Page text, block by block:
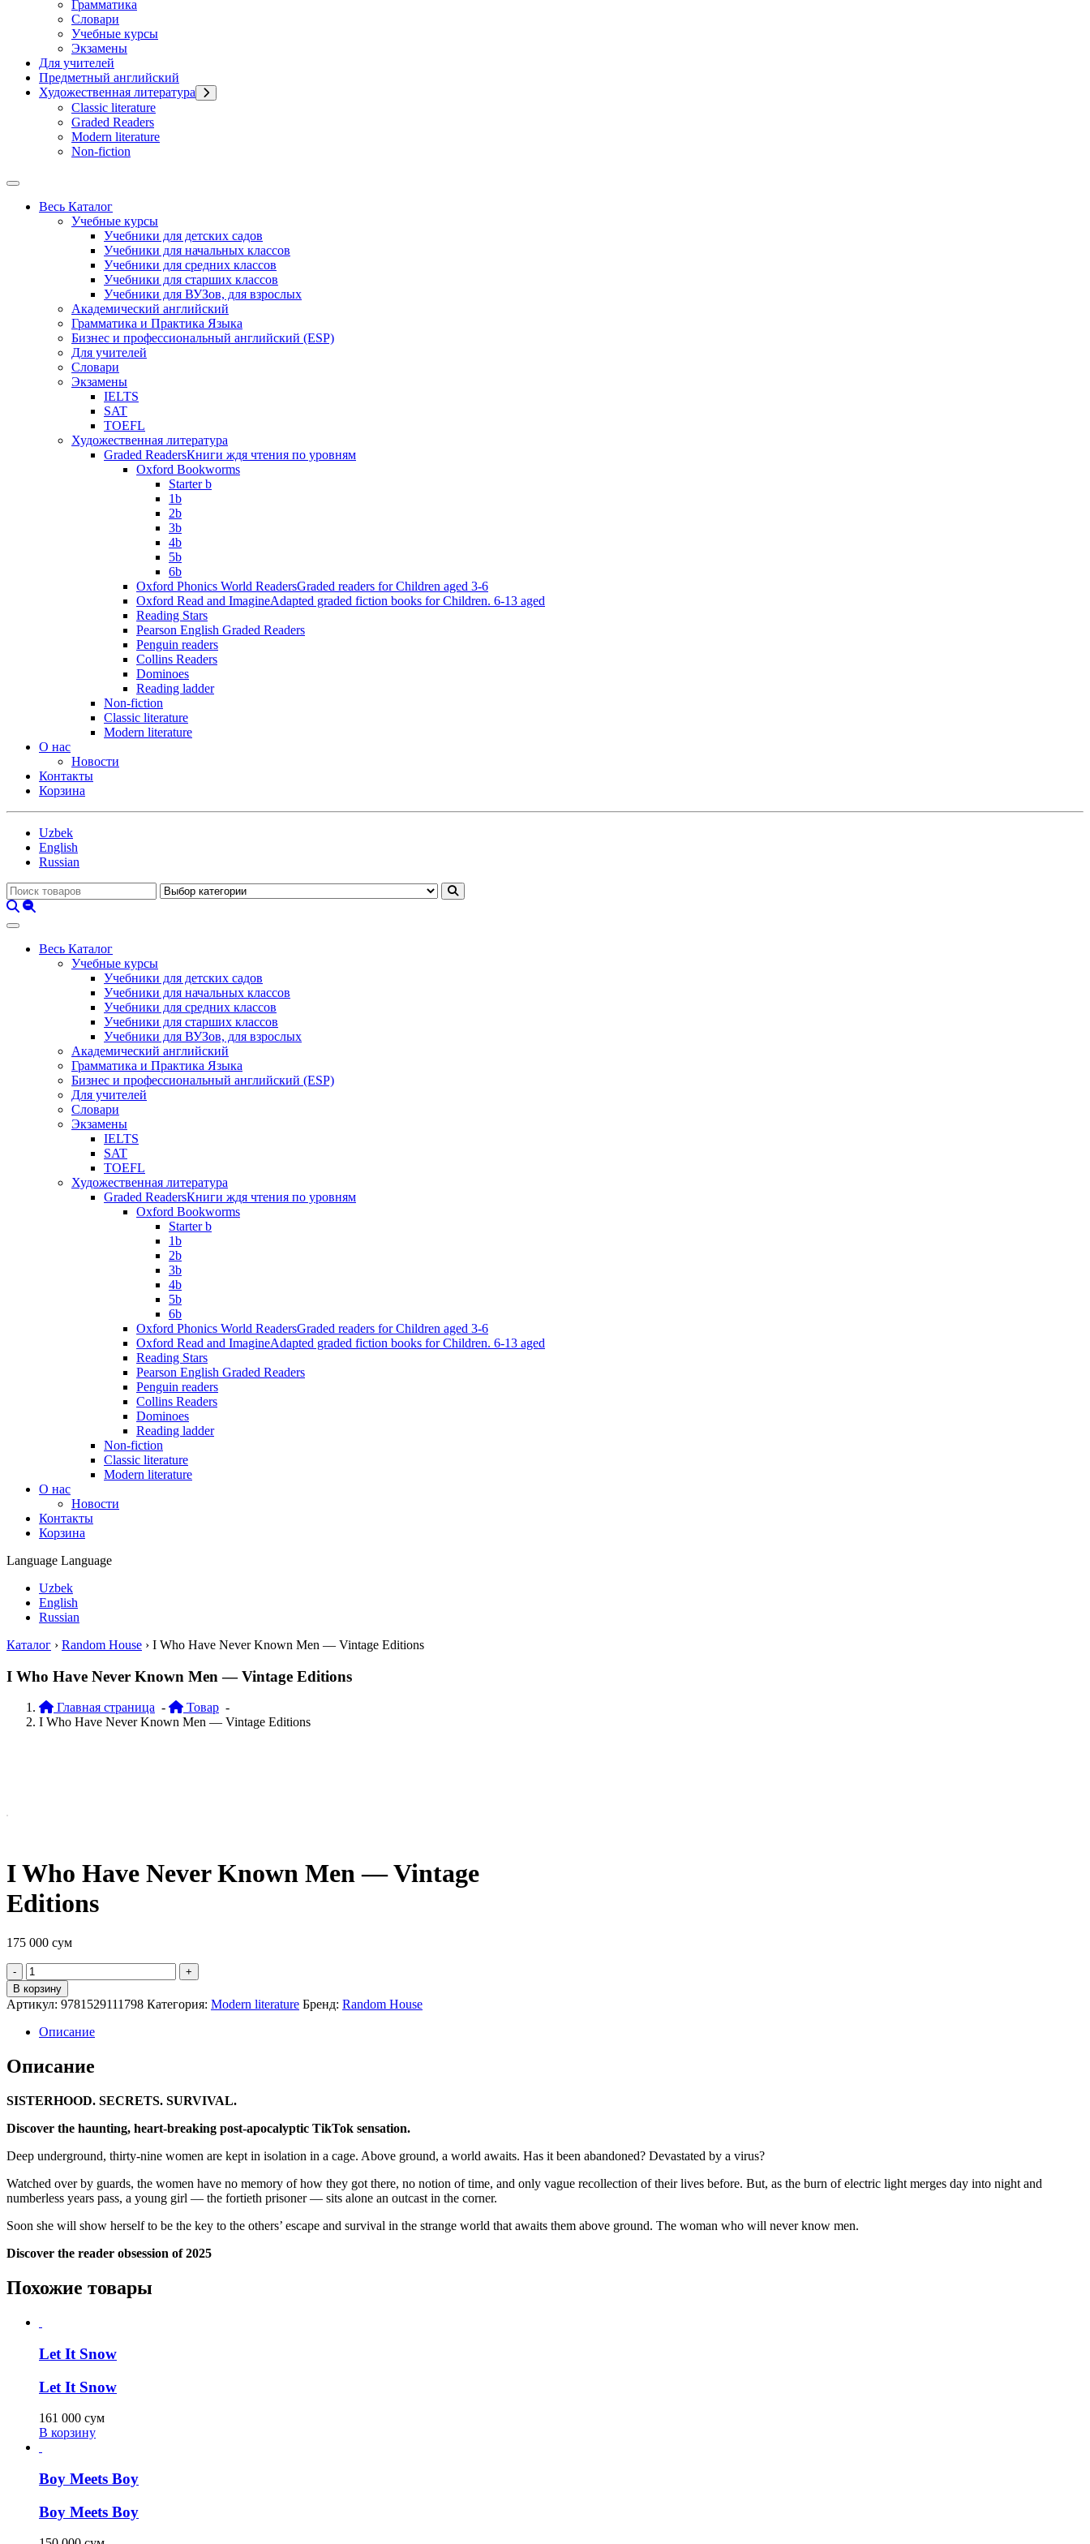
Грамматика
Словари
Учебные курсы
Экзамены
Для учителей
Предметный английский
Художественная литература
Classic literature
Graded Readers
Modern literature
Non-fiction
Весь Каталог
Учебные курсы
Учебники для детских садов
Учебники для начальных классов
Учебники для средних классов
Учебники для старших классов
Учебники для ВУЗов, для взрослых
Академический английский
Грамматика и Практика Языка
Бизнес и профессиональный английский (ESP)
Для учителей
Словари
Экзамены
IELTS
SAT
TOEFL
Художественная литература
Graded ReadersКниги ждя чтения по уровням
Oxford Bookworms
Starter b
1b
2b
3b
4b
5b
6b
Oxford Phonics World ReadersGraded readers for Children aged 3-6
Oxford Read and ImagineAdapted graded fiction books for Children. 6-13 aged
Reading Stars
Pearson English Graded Readers
Penguin readers
Collins Readers
Dominoes
Reading ladder
Non-fiction
Classic literature
Modern literature
О нас
Новости
Контакты
Корзина
Uzbek
English
Russian
Весь Каталог
Учебные курсы
Учебники для детских садов
Учебники для начальных классов
Учебники для средних классов
Учебники для старших классов
Учебники для ВУЗов, для взрослых
Академический английский
Грамматика и Практика Языка
Бизнес и профессиональный английский (ESP)
Для учителей
Словари
Экзамены
IELTS
SAT
TOEFL
Художественная литература
Graded ReadersКниги ждя чтения по уровням
Oxford Bookworms
Starter b
1b
2b
3b
4b
5b
6b
Oxford Phonics World ReadersGraded readers for Children aged 3-6
Oxford Read and ImagineAdapted graded fiction books for Children. 6-13 aged
Reading Stars
Pearson English Graded Readers
Penguin readers
Collins Readers
Dominoes
Reading ladder
Non-fiction
Classic literature
Modern literature
О нас
Новости
Контакты
Корзина
Language Language
Uzbek
English
Russian
Каталог › Random House › I Who Have Never Known Men — Vintage Editions
I Who Have Never Known Men — Vintage Editions
Главная страница - Товар -
I Who Have Never Known Men — Vintage Editions
I Who Have Never Known Men — Vintage
Editions
175 000 сум
Quantity
В корзину
Артикул: 9781529111798 Категория: Modern literature Бренд: Random House
Описание
Описание
SISTERHOOD. SECRETS. SURVIVAL.
Discover the haunting, heart-breaking post-apocalyptic TikTok sensation.
Deep underground, thirty-nine women are kept in isolation in a cage. Above ground, a world awaits. Has it been abandoned? Devastated by a virus?
Watched over by guards, the women have no memory of how they got there, no notion of time, and only vague recollection of their lives before. But, as the burn of electric light merges day into night and
numberless years pass, a young girl — the fortieth prisoner — sits alone an outcast in the corner.
Soon she will show herself to be the key to the others’ escape and survival in the strange world that awaits them above ground. The woman who will never know men.
Discover the reader obsession of 2025
Похожие товары
Let It Snow
Let It Snow
161 000 сум
В корзину
Boy Meets Boy
Boy Meets Boy